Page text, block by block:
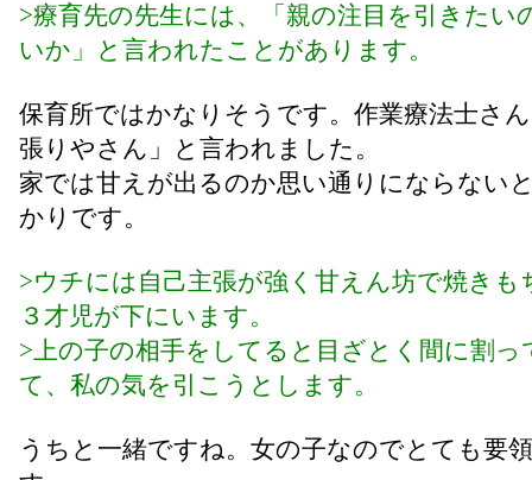
>療育先の先生には、「親の注目を引きたい
いか」と言われたことがあります。
保育所ではかなりそうです。作業療法士さ
張りやさん」と言われました。
家では甘えが出るのか思い通りにならない
かりです。
>ウチには自己主張が強く甘えん坊で焼きも
３才児が下にいます。
>上の子の相手をしてると目ざとく間に割っ
て、私の気を引こうとします。
うちと一緒ですね。女の子なのでとても要